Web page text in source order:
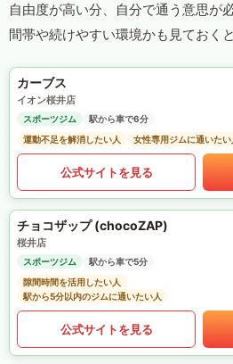
自由度が高い分、自分で通う意思が
間帯や続けやすい環境かも見ておく
カーブス
イオン桜井店
スポーツジム
駅から車で6分
運動不足を解消したい人
女性専用ジムに通いたい
公式サイトを見る
チョコザップ (chocoZAP)
桜井店
スポーツジム
駅から車で5分
隙間時間を活用したい人
駅から5分以内のジムに通いたい人
公式サイトを見る